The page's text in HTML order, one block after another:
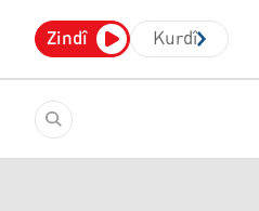
Zindî Kurdî